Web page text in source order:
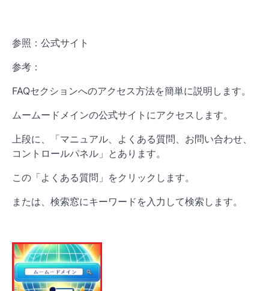
参照：公式サイト
参考：
FAQセクションへのアクセス方法を簡単に説明します。
ムームードメインの公式サイトにアクセスします。
上段に、「マニュアル、よくある質問、お問い合わせ、
コントロールパネル」とあります。
この「よくある質問」をクリックします。
または、検索窓にキーワードを入力して検索します。